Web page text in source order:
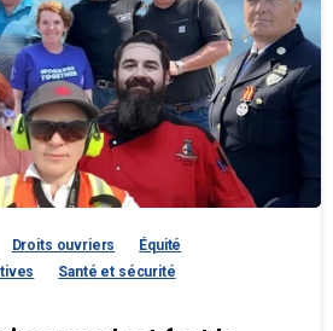
Droits ouvriers
Équité
Santé et sécurité